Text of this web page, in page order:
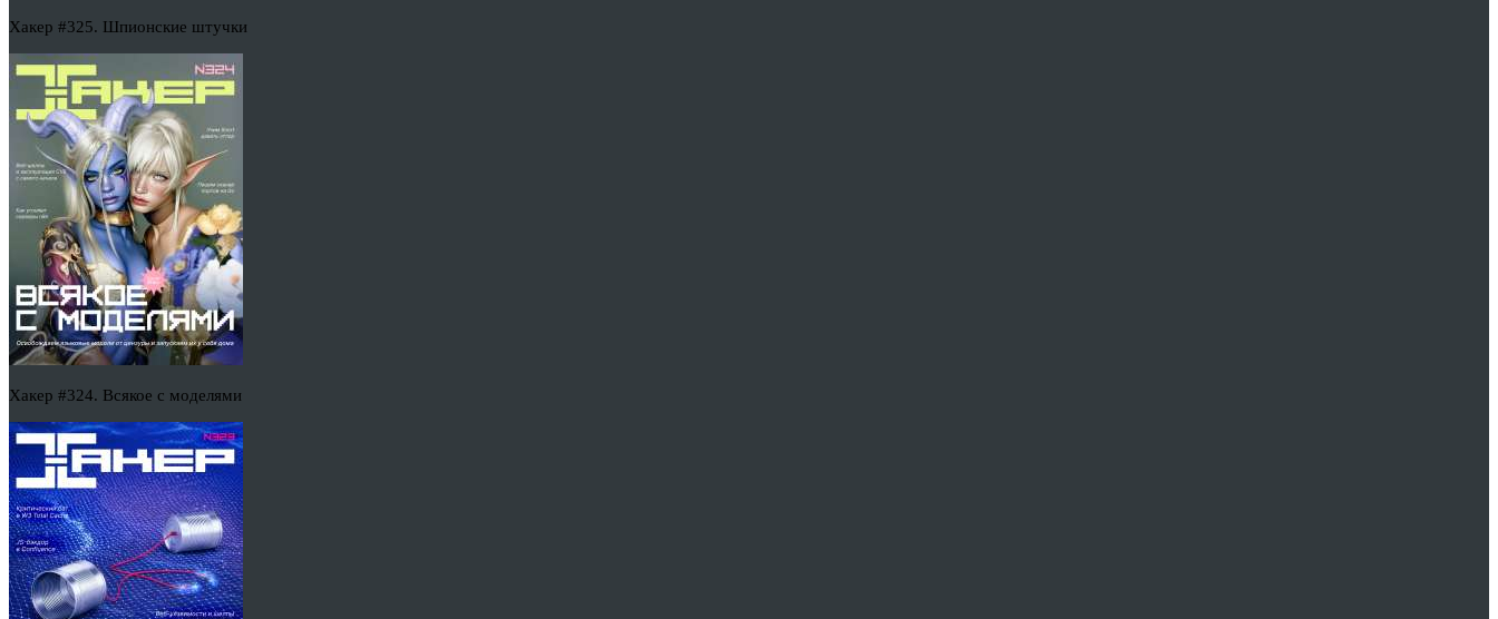
Хакер #325. Шпионские штучки
Хакер #324. Всякое с моделями